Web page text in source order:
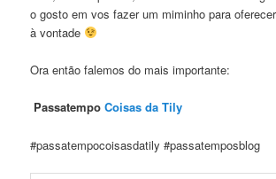
o gosto em vos fazer um miminho para
à vontade
Ora então falemos do mais importante:
PassatempoCoisas da Tily
#passatempocoisasdatily #passatemposblog